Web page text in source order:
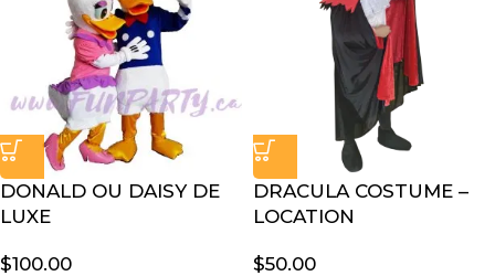
DONALD OU DAISY DE
LUXE
$100.00
DRACULA COSTUME –
LOCATION
$50.00